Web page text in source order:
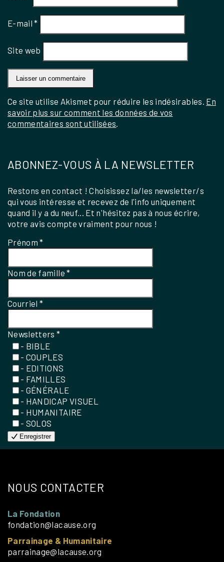
E-mail*
Site web
Ce site utilise Akismet pour réduire les indésirables. En
savoir plus sur comment les données de vos
commentaires sont utilisées.
ABONNEZ-VOUS À LA NEWSLETTER
Restons en contact ! Choisissez la/les newsletter/s
qui vous intéresse et recevez de l'info uniquement
quand il y a du neuf... Et n'hésitez pas à nous écrire,
votre avis compte vraiment pour nous !
Prénom*
Nom de famille*
Courriel*
Newsletters*
- BIBLE
- COUPLES
- EDITIONS
- FAMILLES
- GÉNÉRALE
- HANDICAP VISUEL
- HUMANITAIRE
- SOLOS
Enregistrer
NOUS CONTACTER
La Fondation
fondation@lacause.org
Parrainage & Humanitaire
parrainage@lacause.org